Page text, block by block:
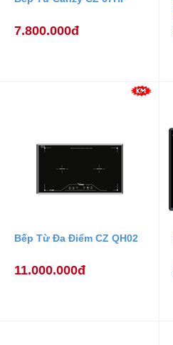
7.800.000đ
Bếp Từ Đa Điểm CZ QH02
11.000.000đ